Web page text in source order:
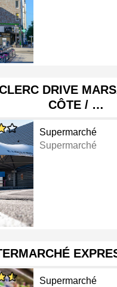
DRIVE
CÔTE / …
Supermarché
Supermarché
Supermarché